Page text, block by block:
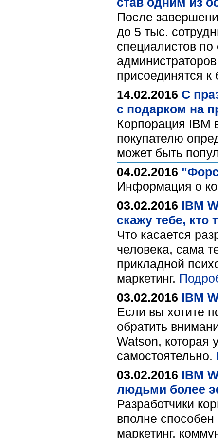
После
до 5 тыс.
специалистов по
присоединятся
14.02.2016 С
с подарком на
Корпорация IBM
покупателю
может быть
04.02.2016
Информация о
03.02.2016 IBM
скажу тебе, кто
Что касается
человека, сама
прикладной
маркетинг.
03.02.2016 IBM
Если вы хотите
обратить
Watson, которая
самостоятельно.
03.02.2016 IBM
людьми более
Разработчики
вполне
маркетинг,